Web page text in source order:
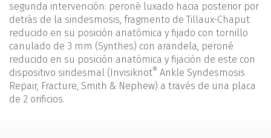
segunda intervención: peroné luxado hacia posterior por
detrás de la sindesmosis, fragmento de Tillaux-Chaput
reducido en su posición anatómica y fijado con tornillo
canulado de 3 mm (Synthes) con arandela, peroné
reducido en su posición anatómica y fijación de este con
dispositivo sindesmal (Invisiknot® Ankle Syndesmosis
Repair, Fracture, Smith & Nephew) a través de una placa
de 2 orificios.